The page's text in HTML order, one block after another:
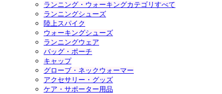
ランニング・ウォーキングカテゴリすべて
ランニングシューズ
陸上スパイク
ウォーキングシューズ
ランニングウェア
バッグ・ポーチ
キャップ
グローブ・ネックウォーマー
アクセサリー・グッズ
ケア・サポーター用品